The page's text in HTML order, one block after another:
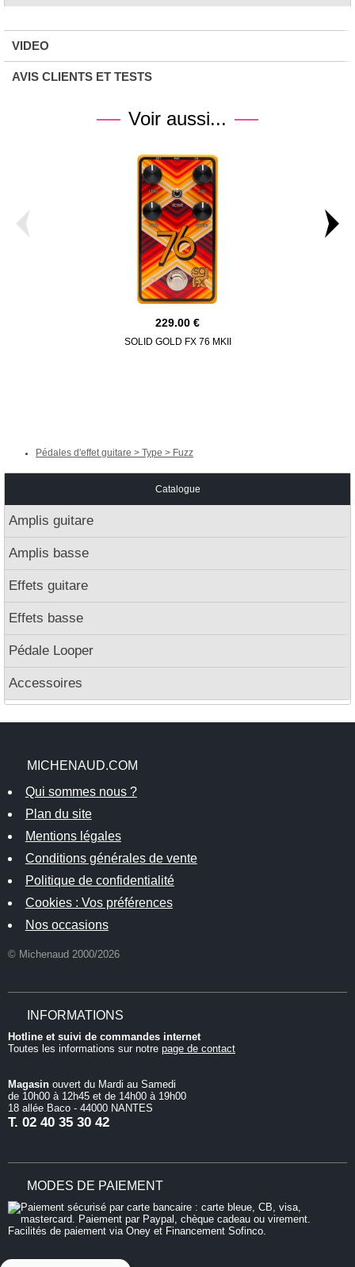
VIDEO
AVIS CLIENTS ET TESTS
Voir aussi...
229.00
SOLID GOLD FX 76 MKII
Pédales d'effet guitare > Type > Fuzz
Catalogue
Amplis guitare
Amplis basse
Effets guitare
Effets basse
Pédale Looper
Accessoires
MICHENAUD.COM
Qui sommes nous ?
Plan du site
Mentions légales
Conditions générales de vente
Politique de confidentialité
Cookies : Vos préférences
Nos occasions
© Michenaud 2000/2026
INFORMATIONS
Hotline et suivi de commandes internet
Toutes les informations sur notre page de contact
Magasin ouvert du Mardi au Samedi
de 10h00 à 12h45 et de 14h00 à 19h00
18 allée Baco - 44000 NANTES
T. 02 40 35 30 42
MODES DE PAIEMENT